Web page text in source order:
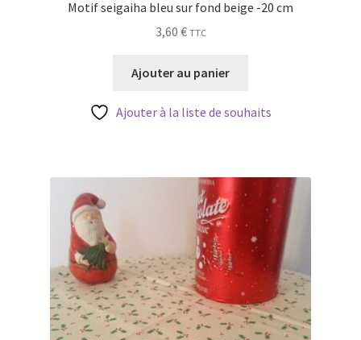
Motif seigaiha bleu sur fond beige -20 cm
3,60 € TTC
Ajouter au panier
Ajouter à la liste de souhaits